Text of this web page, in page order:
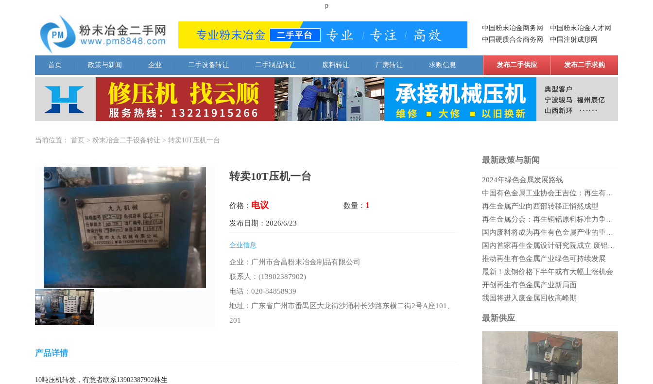
p
中国粉末冶金商务网
中国粉末冶金人才网
中国硬质合金商务网
中国注射成形网
首页 政策与新闻 企业 二手设备转让 二手制品转让 废料转让 厂房转让 求购信息 发布二手供应 发布二手求购
当前位置： 首页 > 粉末冶金二手设备转让 > 转卖10T压机一台
转卖10T压机一台
价格： 电议 数量： 1
发布日期：2026/6/23
企业信息
企业：广州市合昌粉末冶金制品有限公司
联系人：(13902387902)
电话：020-84858939
地址：广东省广州市番禺区大龙街沙涌村长沙路东横二街2号A座101、
201
产品详情
10吨压机转发，有意者联系13902387902林生
最新政策与新闻
2024年绿色金属发展路线
中国有色金属工业协会王吉位：再生有色金属产业是当代蓬勃的蓝海
再生金属产业向西部转移正悄然成型
再生金属分会：再生铜铝原料标准力争在2020年实施
国内废料将成为再生有色金属产业的重要支撑
国内首家再生金属设计研究院成立 废铝循环利用前景可期
推动再生有色金属产业绿色可持续发展
最新！废钢价格下半年或有大幅上涨机会
开创再生有色金属产业新局面
我国将进入废金属回收高峰期
最新供应